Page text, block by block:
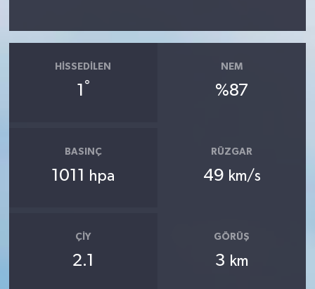
HISSEDILEN
1 °
NEM
%87
BASINÇ
1011 hpa
RÜZGAR
49 km/s
ÇIY
2.1
GÖRÜŞ
3 km